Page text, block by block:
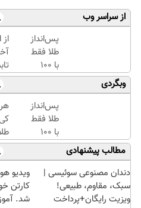
از سراسر وب
پس‌انداز
طلا فقط
با ۱۰۰
هزارتومان
(امن و
راحت)
از
🧨
وبگردی
پس‌انداز
طلا فقط
با ۱۰۰
هزارتومان
(امن و
راحت)
هر
مطالب پیشنهادی
دندان مصنوعی سوئیسی |
سبک، مقاوم، طبیعی!
ویزیت رایگان+پرداخت
ویدیو
کارتن
شد.